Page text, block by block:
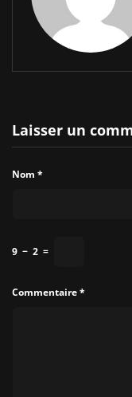
Laisser un
Nom *
9 − 2 =
Commentaire*